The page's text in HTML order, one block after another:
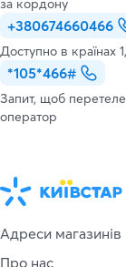
за кордону
+380674660466
Доступно в країнах
*105*466#
Запит, щоб
оператор
Адреси магазинів
Про нас